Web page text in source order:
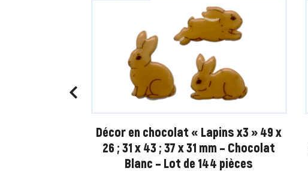
Décor en chocolat « Lapins x3 » 49 x
26 ; 31 x 43 ; 37 x 31 mm – Chocolat
Blanc – Lot de 144 pièces